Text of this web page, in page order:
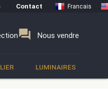
Contact Francais
forum Nous vendre
LUMINAIRES